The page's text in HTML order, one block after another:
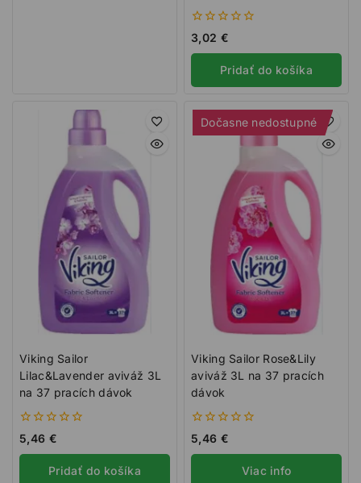
0
5
3,02 €
Pridať do košíka
Viking Sailor
Lilac&Lavender aviváž 3L
na 37 pracích dávok
0
z
5
5,46 €
Pridať do košíka
Dočasne nedostupné
Viking Sailor Rose&Lily
aviváž 3L na 37 pracích
dávok
0
z
5
5,46 €
Viac info